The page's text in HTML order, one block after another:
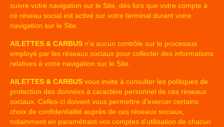
suivre votre navigation sur le Site, dès lors que votre compte à
ce réseau social est activé sur votre terminal durant votre
navigation sur le Site.
AILETTES & CARBUS n’a aucun contrôle sur le processus
employé par les réseaux sociaux pour collecter des informations
relatives à votre navigation sur le Site.
AILETTES & CARBUS vous invite à consulter les politiques de
protection des données à caractère personnel de ces réseaux
sociaux. Celles-ci doivent vous permettre d’exercer certains
choix de confidentialité auprès de ces réseaux sociaux,
notamment en paramétrant vos comptes d’utilisation de chacun